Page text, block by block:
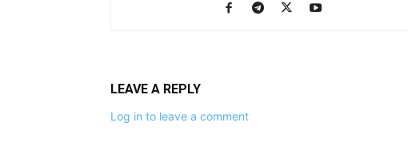
LEAVE A REPLY
Log in to leave a comment